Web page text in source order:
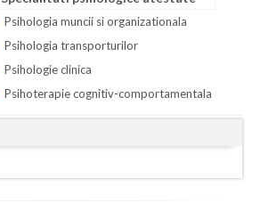
Psihologia muncii si organizationala
Psihologia transporturilor
Psihologie clinica
Psihoterapie cognitiv-comportamentala